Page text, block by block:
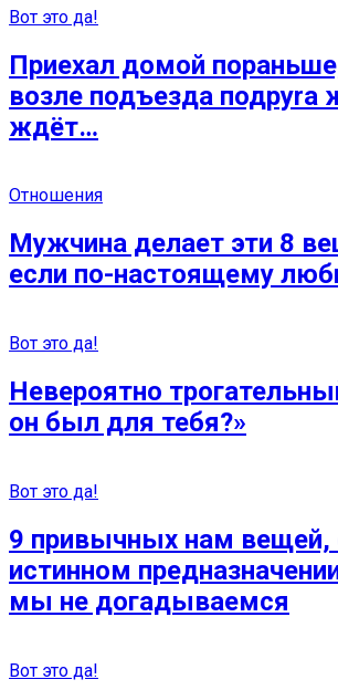
Вот это да!
Приеxал домой
возле подъезда
ждёт…
Отношения
Мужчина делает эти 8
если по-настоящему
Вот это да!
Невероятно
он был для тебя?»
Вот это да!
9 привычных нам вещей,
истинном
мы не догадываемся
Вот это да!